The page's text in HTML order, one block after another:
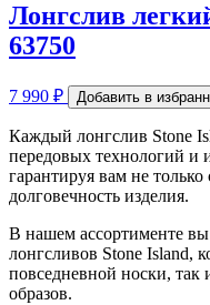
Лонгслив
63750
7 990 ₽ Добавить в
Каждый лонгслив Stone
передовых технологий и
гарантируя вам не
долговечность изделия.
В нашем ассортименте вы
лонгсливов Stone Island,
повседневной носки, так
образов.